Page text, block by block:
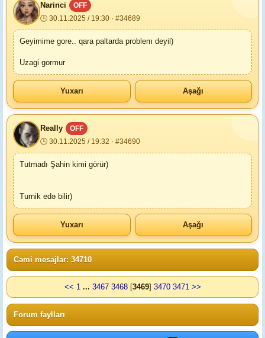
Narinci
OFF
🕒 30.11.2025 / 19:30 · #34689
Geyimime gore.. qara paltarda problem deyil)
Uzagi gormur
Yuxarı Aşağı
Really
OFF
🕒 30.11.2025 / 19:32 · #34690
Tutmadı Şahin kimi görür)
Turnik edə bilir)
Yuxarı Aşağı
Cəmi mesajlar: 34710
<< 1 ... 3467 3468[3469] 3470 3471 >>
Forum faylları